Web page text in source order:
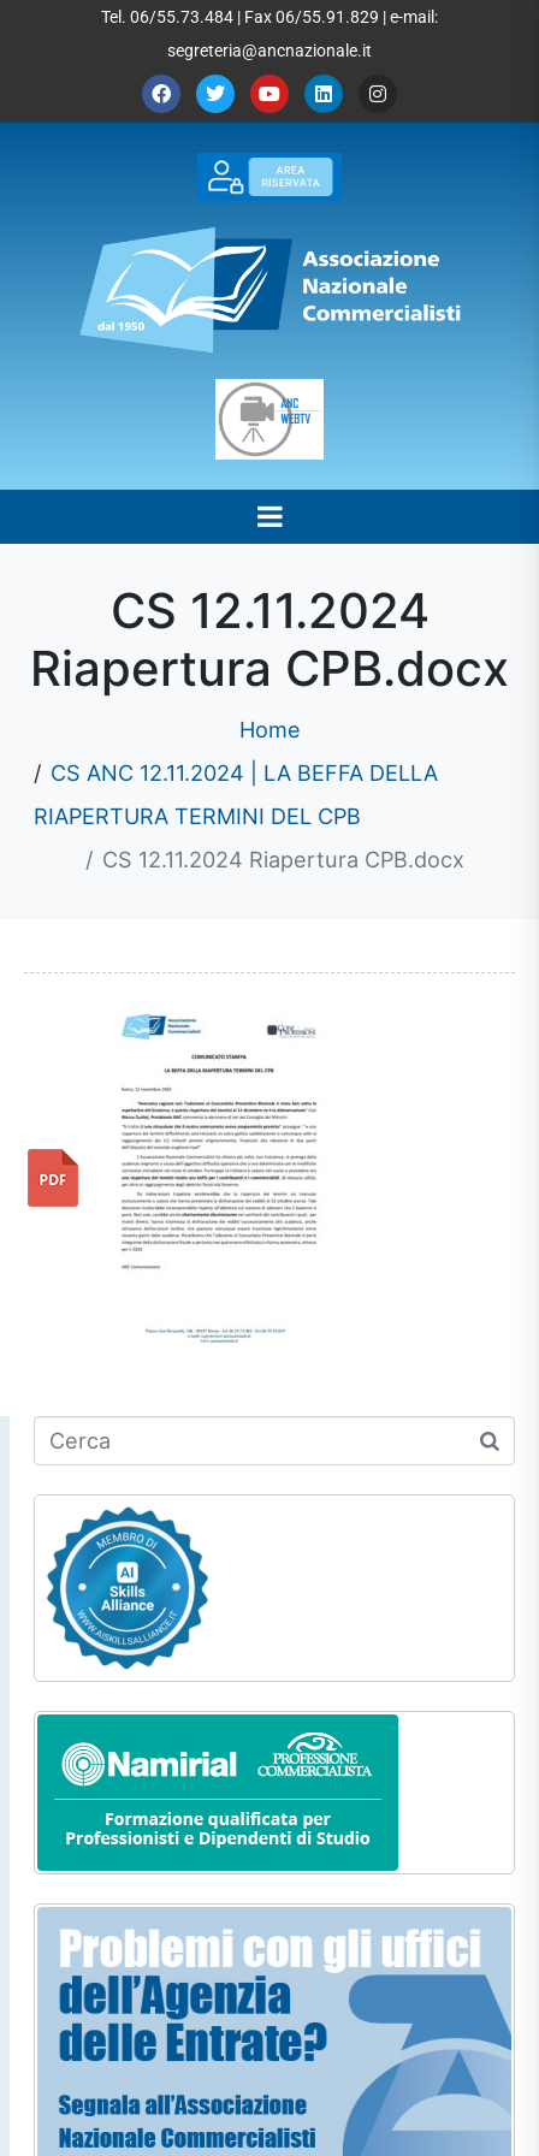
Tel. 06/55.73.484 | Fax 06/55.91.829 | e-mail:
segreteria@ancnazionale.it
CS 12.11.2024
Riapertura CPB.docx
Home
CS ANC 12.11.2024 | LA BEFFA DELLA
RIAPERTURA TERMINI DEL CPB
CS 12.11.2024 Riapertura CPB.docx